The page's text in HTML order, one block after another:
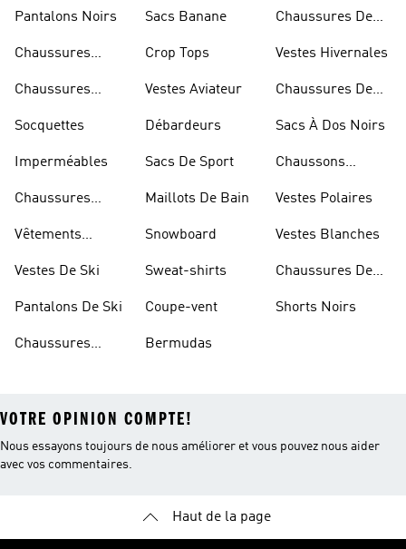
Pantalons Noirs
Chaussures
Chaussures
Socquettes
Imperméables
Chaussures
Vêtements
Vestes De Ski
Pantalons De Ski
Chaussures
Sacs Banane
Crop Tops
Vestes Aviateur
Débardeurs
Sacs De Sport
Maillots De Bain
Snowboard
Sweat-shirts
Coupe-vent
Bermudas
Chaussures De
Vestes Hivernales
Chaussures De
Sacs À Dos Noirs
Chaussons
Vestes Polaires
Vestes Blanches
Chaussures De
Shorts Noirs
VOTRE OPINION COMPTE!
Nous essayons toujours de nous améliorer et vous pouvez nous aider
avec vos commentaires.
Haut de la page